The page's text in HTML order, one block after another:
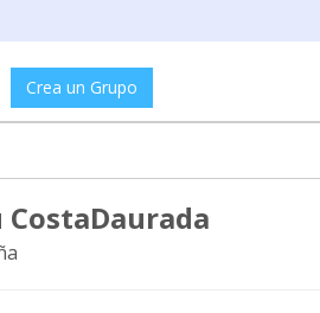
Crea un Grupo